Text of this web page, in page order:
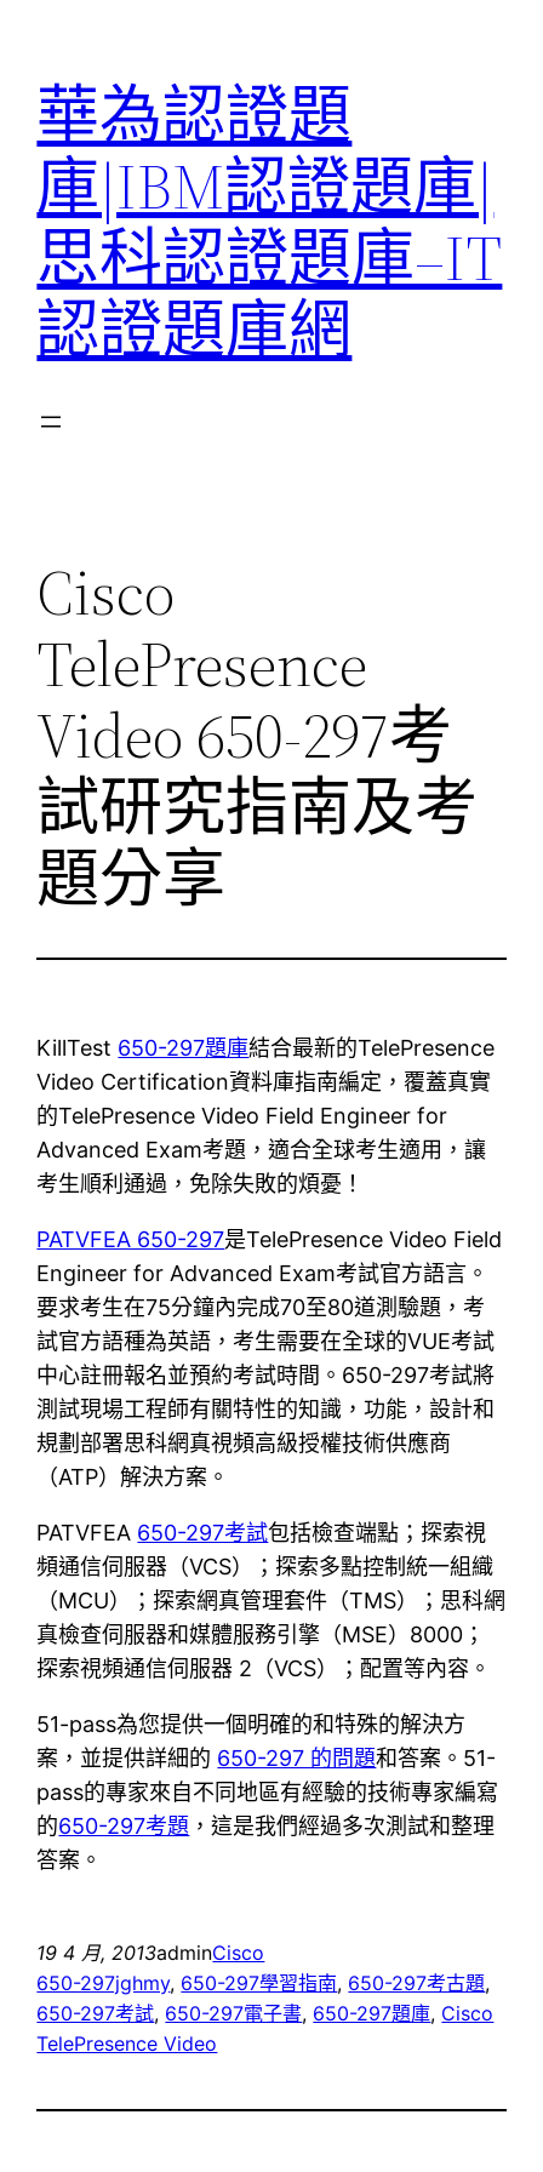
華為認證題
庫|IBM認證題庫|
思科認證題庫–IT
認證題庫網
Cisco
TelePresence
Video 650-297考
試研究指南及考
題分享
KillTest 650-297題庫結合最新的TelePresence
Video Certification資料庫指南編定，覆蓋真實
的TelePresence Video Field Engineer for
Advanced Exam考題，適合全球考生適用，讓
考生順利通過，免除失敗的煩憂！
PATVFEA 650-297是TelePresence Video Field
Engineer for Advanced Exam考試官方語言。
要求考生在75分鐘內完成70至80道測驗題，考
試官方語種為英語，考生需要在全球的VUE考試
中心註冊報名並預約考試時間。650-297考試將
測試現場工程師有關特性的知識，功能，設計和
規劃部署思科網真視頻高級授權技術供應商
（ATP）解決方案。
PATVFEA 650-297考試包括檢查端點；探索視
頻通信伺服器（VCS）；探索多點控制統一組織
（MCU）；探索網真管理套件（TMS）；思科網
真檢查伺服器和媒體服務引擎（MSE）8000；
探索視頻通信伺服器 2（VCS）；配置等內容。
51-pass為您提供一個明確的和特殊的解決方
案，並提供詳細的 650-297 的問題和答案。51-
pass的專家來自不同地區有經驗的技術專家編寫
的650-297考題 ，這是我們經過多次測試和整理
答案。
19 4 月, 2013adminCisco
650-297jghmy, 650-297學習指南, 650-297考古題
650-297考試, 650-297電子書, 650-297題庫, Cisco
TelePresence Video